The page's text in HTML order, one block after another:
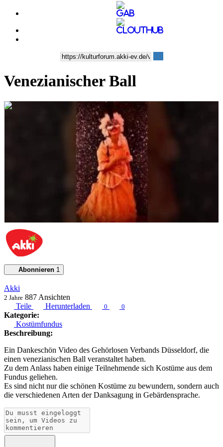
Venezianischer Ball
0:00:43
Abonnieren 1
Akki
2 Jahre 887 Ansichten
Teile
Herunterladen 0 0
Kategorie:
Kostümfundus
Beschreibung:
Ein Dankeschön Video des Gehörlosen Verbands Düsseldorf, die
einen venezianischen Ball veranstaltet haben.
Zu dem Anlass haben einige Teilnehmende sich Kostüme aus dem
Fundus geliehen.
Es sind nicht nur die schönen Kostüme zu bewundern, sondern auch
die verschiedenen Arten der Danksagung in Gebärdensprache.